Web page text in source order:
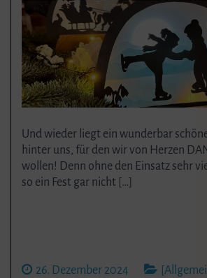
Und wieder liegt ein wunderbar
hinter uns, für den wir von Herzen
wollen! Denn ohne den Einsatz sehr
so ein Fest gar nicht […]
26. Dezember 2024